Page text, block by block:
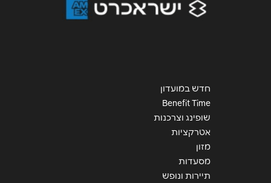
חדש במועדון
Benefit Time
שופינג וצרכנות
אטרקציות
מזון
מסעדות
תיירות ונופש